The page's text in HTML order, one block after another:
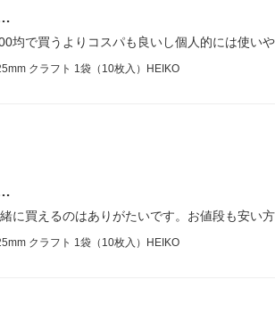
均で買うよりコスパも良いし個人的には使い
クラフト 1袋（10枚入）HEIKO
に買えるのはありがたいです。お値段も安い方
クラフト 1袋（10枚入）HEIKO